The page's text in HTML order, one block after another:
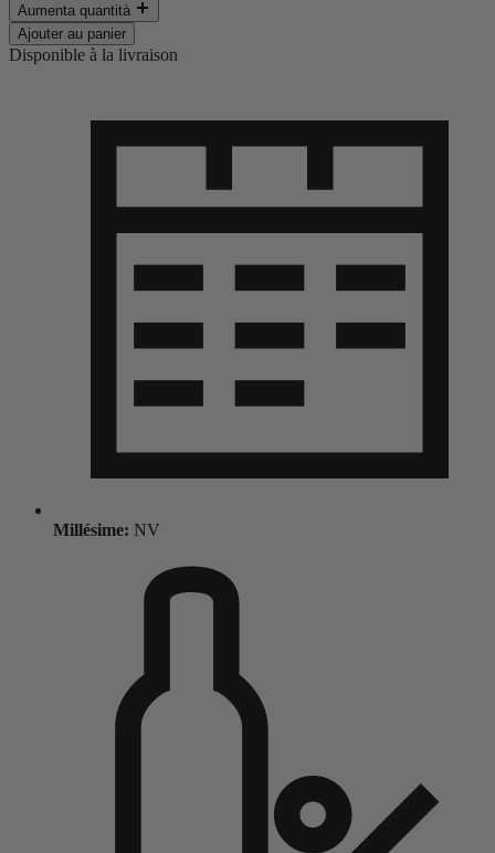
Aumenta quantità
Ajouter au panier
Disponible à la livraison
Millésime: NV